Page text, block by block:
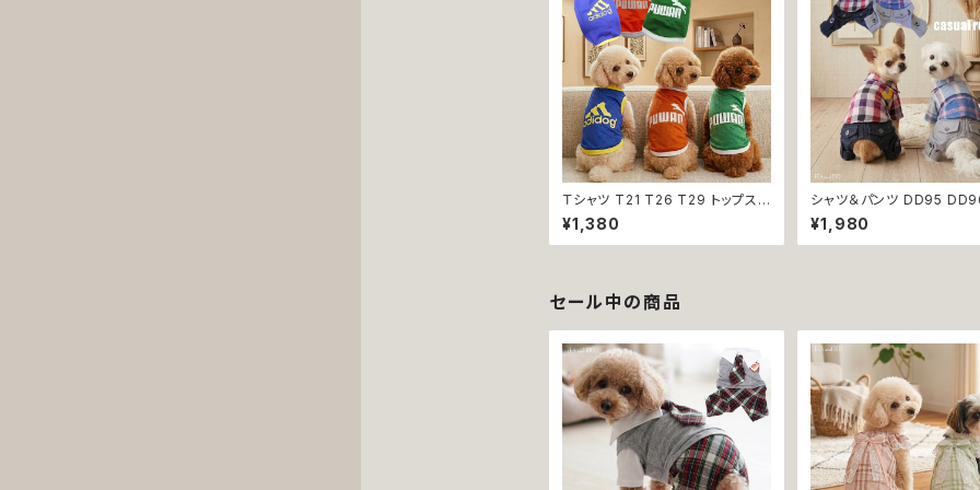
Ｔシャツ T21 T26 T29 トップス
ノースリーブ メッシュ 夏 蒸れにく
い 犬 猫 ペット 犬の服 猫の服 犬
服 猫服 返品交換不可
¥1,380
シャツ＆パンツ DD95
ック柄 星柄 半袖 つなぎ オ
ンワン カバーオール 犬用
猫 ペット 服 犬服 猫服 犬
¥1,980
セール中の商品